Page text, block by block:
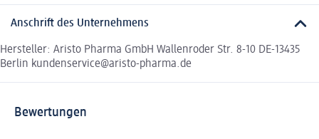
Anschrift des Unternehmens
Hersteller: Aristo Pharma GmbH Wallenroder Str. 8-10 DE-13435
Berlin kundenservice@aristo-pharma.de
Bewertungen